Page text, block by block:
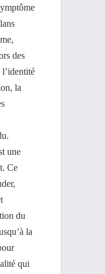
des
la
une
Ce
du
la
qui